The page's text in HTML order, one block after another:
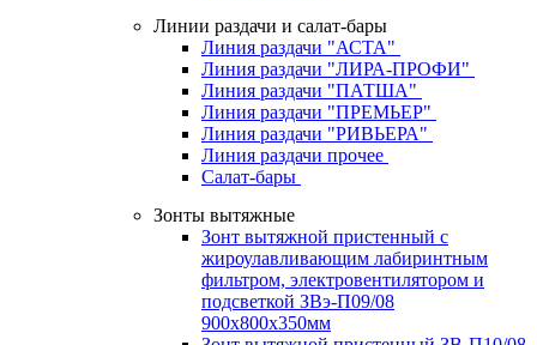
Линии раздачи и салат-бары
Линия раздачи "АСТА"
Линия раздачи "ЛИРА-ПРОФИ"
Линия раздачи "ПАТША"
Линия раздачи "ПРЕМЬЕР"
Линия раздачи "РИВЬЕРА"
Линия раздачи прочее
Салат-бары
Зонты вытяжные
Зонт вытяжной пристенный с
жироулавливающим лабиринтным
фильтром, электровентилятором и
подсветкой ЗВэ-П09/08
900х800х350мм